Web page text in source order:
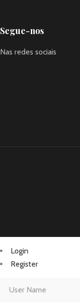
Segue-nos
Nas redes sociais
Login
Register